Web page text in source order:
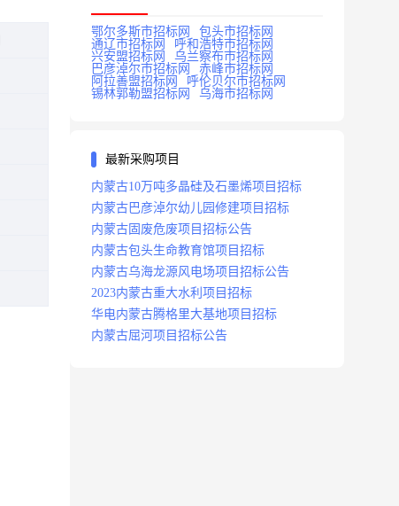
鄂尔多斯市招标网
包头市招标网
通辽市招标网
呼和浩特市招标网
兴安盟招标网
乌兰察布市招标网
巴彦淖尔市招标网
赤峰市招标网
阿拉善盟招标网
呼伦贝尔市招标网
锡林郭勒盟招标网
乌海市招标网
最新采购项目
内蒙古10万吨多晶硅及石墨烯项目招标
内蒙古巴彦淖尔幼儿园修建项目招标
内蒙古固废危废项目招标公告
内蒙古包头生命教育馆项目招标
内蒙古乌海龙源风电场项目招标公告
2023内蒙古重大水利项目招标
华电内蒙古腾格里大基地项目招标
内蒙古屈河项目招标公告